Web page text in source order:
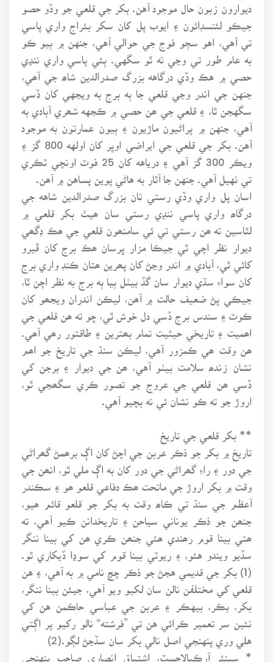
ديوارون زبون حال موجود آهن. بکر جي قلعي جو وڏو حصو
جيڪو لئنسڊائون ۽ ايوب پل کان سکر بئراج واري پاسي
تي آهي، اهو سڄو فوج جي حوالي آهي، جنهن ۾ ٻيو ڪو
به عام طور تي وڃي نه ٿو سگهي. ٻئي پاسي واري ننڍي
حصي ۾ هڪ وڏي درگاهه بزرگ صدرالدين شاھ جي آھي،
جنهن جي اندر وڃي قلعي جا ٻه برج به ويجهي کان ڏسي
سگهجن ٿا، ۽ قلعي جي ھن حصي ۾ ڪجهه شھري آبادي به
آهي، جنهن ۾ پراڻيون ماڙيون ۽ ٻيون عمارتون به موجود
آهن. بکر جي قلعي جي ايراضي اوڀر کان اولهه 800 گز ۽
ويڪر 300 گز آهي ۽ درياهه کان 25 فوٽ اونچي ٽڪري
تي ٺهيل آهي. جنهن جا آثار به هاڻي پوين پساهن ۾ آھن.
اسان پل واري وڏي رستي تان بزرگ صدرالدين شاهه جي
درگاھ واري پاسي ننڍي رستي سان ھيٺ بکر قلعي ۾
لٿاسين ته ھن رستي تي ئي سامنھون قلعي جي ھڪ ڊگھي
ديوار نظر اچي ٿي جيڪا مزار ڀرسان ھڪ برج کان ڦيرو
کائي ٿي، آبادي ۾ اندر وڃڻ کان پھرين ھتان ڪنڊ واري برج
کان سواءِ سڌي ديوار سان گڏ بيٺل ٻيا ٻه برج به نظر اچن ٿا،
جيڪي پڻ ضعيف حالت ۾ آھن، ليڪن اندران ويجھو کان
ڪوٽ ۽ سندس برج ڏسي دل خوش ٿي، ڇو ته ھن قلعي جي
اھميت ۽ تاريخي حيثيت تمام بھترين ۽ طاقتور رھي آھي.
ھن وقت ھي ڪمزور آهي، ليڪن سنڌ جي تاريخ جو اھم
نشان زندھ سلامت بيٺو آهي، ھن جي ديوار ۽ برجن کي
ڏسي ھن قلعي جي عروج جو تصور ڪري سگھجي ٿو،
اروڙ جو ته ڪو نشان ئي نه بچيو آهي.
** بکر قلعي جي تاريخ
تاريخ ۾ بکر جو ذڪر عربن جي اچڻ کان اڳ برھمڻ گھراڻي
جي دور ۽ راءِ گھراڻي جي دور کان به اڳ ملي ٿو، انھن جي
وقت ۾ بکر اروڙ جي ماتحت ھڪ دفاعي قلعو ھو ۽ سڪندر
آعظم جي سنڌ تي ڪاھ وقت به بکر جو قلعو قائم ھيو،
جنھن جو ذڪر يوناني سياحن ۽ تاريخدانن ڪيو آهي، ته
ھتي بينا قوم رھندي ھئي جنھن ڪري ھن کي بينا ننگر
سڏيو ويندو هئو، ۽ ريوٽي بينا قوم کي سوڍا ڏيکاري ٿو.
(1) بکر جي قديمي هجڻ جو ذڪر چچ نامي ۾ به آهي، ۽ هن
قلعي کي مختلفن نالن سان لکيو ويو آهي، جيئن بينا ننگر،
بکر، بڪر، بيهڪر ۽ عربن جي عباسي حاڪمن هن کي
نئين سر تعمير ڪرائي هن تي ”فرشته“ نالو رکيو پر اڳتي
هلي وري پنهنجي اصل نالي بکر سان سڏجڻ لڳو.(2)
* سينئر آرڪيالاجسٽ، اشتياق انصاري صاحب پنهنجي